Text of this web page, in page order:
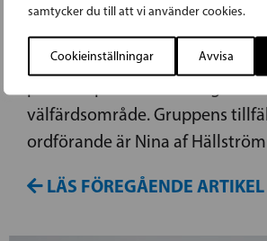
samtycker du till att vi använder cookies.
Cookieinställningar Avvisa
SFP:s vice ordförande Henrik
Ingå är SFP:s tillfälliga
välfärdsområde. Gruppens
ordförande är Nina af
LÄS FÖREGÅENDE ARTIKEL